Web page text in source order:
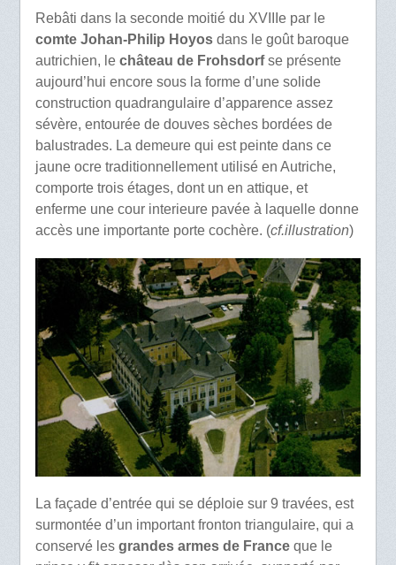
Rebâti dans la seconde moitié du XVIIIe par le
comte Johan-Philip Hoyosdans le goût baroque
autrichien, le château de Frohsdorfse présente
aujourd’hui encore sous la forme d’une solide
construction quadrangulaire d’apparence assez
sévère, entourée de douves sèches bordées de
balustrades. La demeure qui est peinte dans ce
jaune ocre traditionnellement utilisé en Autriche,
comporte trois étages, dont un en attique, et
enferme une cour interieure pavée à laquelle donne
accès une importante porte cochère. (cf.illustration)
La façade d’entrée qui se déploie sur 9 travées, est
surmontée d’un important fronton triangulaire, qui a
conservé les grandes armes de France que le